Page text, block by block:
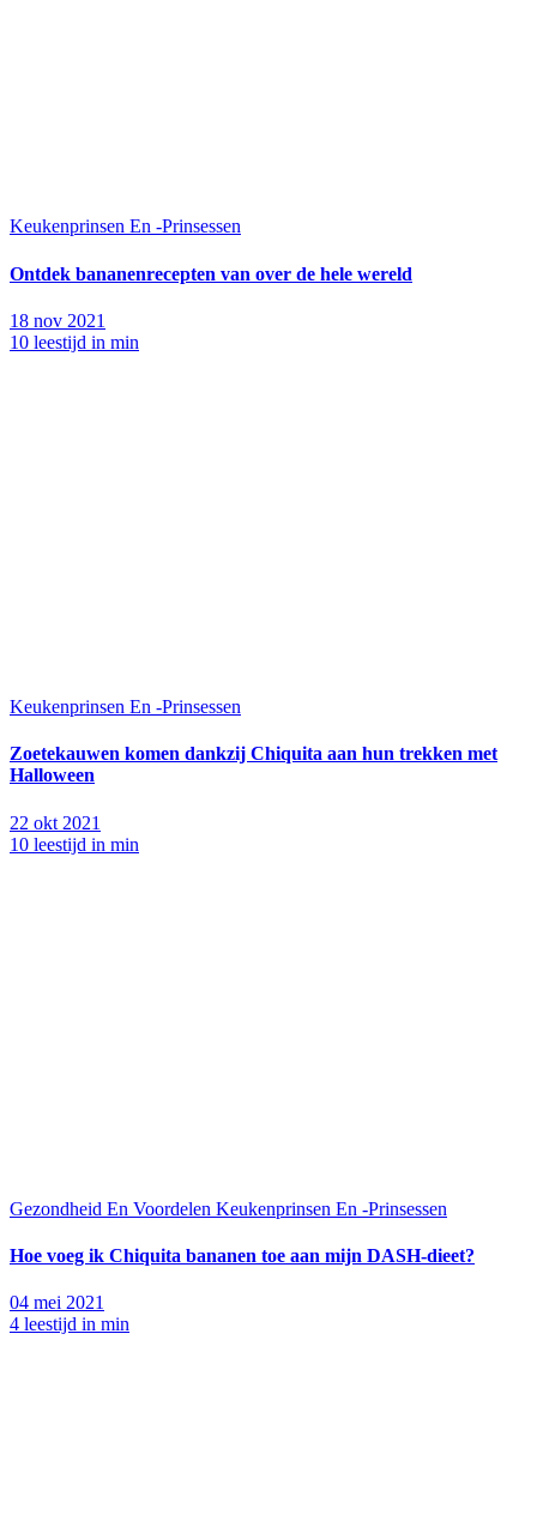
Keukenprinsen En -Prinsessen
Ontdek bananenrecepten van over de hele wereld
18 nov 2021
10 leestijd in min
Keukenprinsen En -Prinsessen
Zoetekauwen komen dankzij Chiquita aan hun trekken met
Halloween
22 okt 2021
10 leestijd in min
Gezondheid En Voordelen Keukenprinsen En -Prinsessen
Hoe voeg ik Chiquita bananen toe aan mijn DASH-dieet?
04 mei 2021
4 leestijd in min